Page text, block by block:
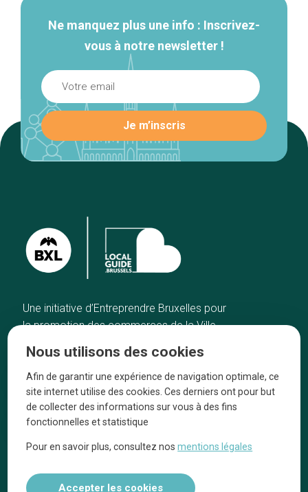
Ne manquez plus une info : Inscrivez-
vous à notre newsletter !
Une initiative d’Entreprendre Bruxelles pour
la promotion des commerces de la Ville
Accueil
Bonnes adresses
Quartiers
Blog
Tops 10
Artisans
A propos
On parle de nous
Nous utilisons des cookies
Afin de garantir une expérience de navigation optimale, ce
site internet utilise des cookies. Ces derniers ont pour but
de collecter des informations sur vous à des fins
fonctionnelles et statistique
Pour en savoir plus, consultez nosmentions légales
Accepter les cookies